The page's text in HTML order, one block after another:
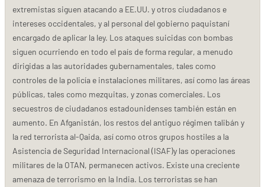
extremistas siguen atacando a EE.UU. y otros ciudadanos e
intereses occidentales, y al personal del gobierno paquistaní
encargado de aplicar la ley. Los ataques suicidas con bombas
siguen ocurriendo en todo el país de forma regular, a menudo
dirigidas a las autoridades gubernamentales, tales como
controles de la policía e instalaciones militares, así como las áreas
públicas, tales como mezquitas, y zonas comerciales. Los
secuestros de ciudadanos estadounidenses también están en
aumento. En Afganistán, los restos del antiguo régimen talibán y
la red terrorista al-Qaida, así como otros grupos hostiles a la
Asistencia de Seguridad Internacional (ISAF)y las operaciones
militares de la OTAN, permanecen activos. Existe una creciente
amenaza de terrorismo en la India. Los terroristas se han